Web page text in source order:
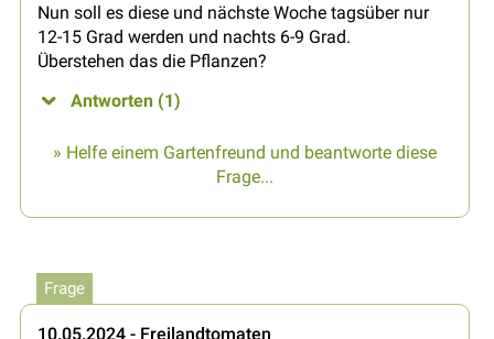
Nun soll es diese und nächste Woche tagsüber nur
12-15 Grad werden und nachts 6-9 Grad.
Überstehen das die Pflanzen?
Antworten (1)
» Helfe einem Gartenfreund und beantworte diese
Frage...
Frage
10.05.2024 - Freilandtomaten